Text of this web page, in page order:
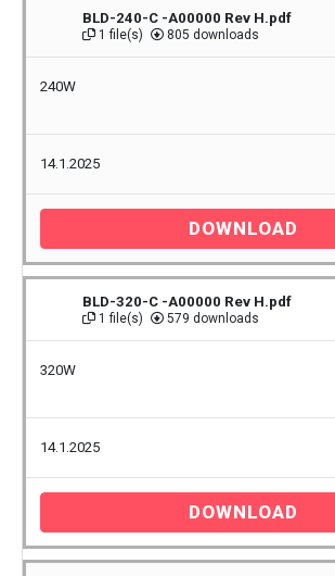
BLD-240-C -A00000 Rev H.pdf
1 file(s) 805 downloads
240W
14.1.2025
DOWNLOAD
BLD-320-C -A00000 Rev H.pdf
1 file(s) 579 downloads
320W
14.1.2025
DOWNLOAD